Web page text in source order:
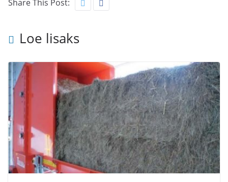
Share This Post:
Loe lisaks